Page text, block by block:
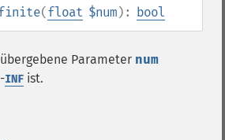
(float $num): bool
Parameter num
INF ist.